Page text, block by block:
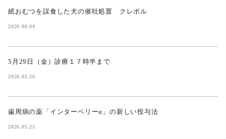
紙おむつを誤食した犬の催吐処置 クレボル
2026.06.04
5月29日（金）診療１７時半まで
2026.05.26
歯周病の薬「インターベリーα」の新しい投与法
2026.05.25